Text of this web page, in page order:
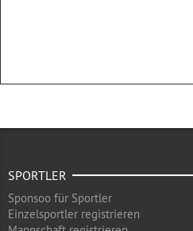
SPORTLER
Sponsoo für Sportler
Einzelsportler registrieren